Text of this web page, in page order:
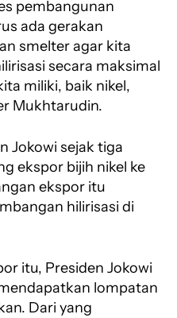
pembangunan
ada gerakan
smelter agar kita
secara maksimal
miliki, baik nikel,
Mukhtarudin.
Jokowi sejak tiga
ekspor bijih nikel ke
ekspor itu
hilirisasi di
itu, Presiden Jokowi
lompatan
Dari yang